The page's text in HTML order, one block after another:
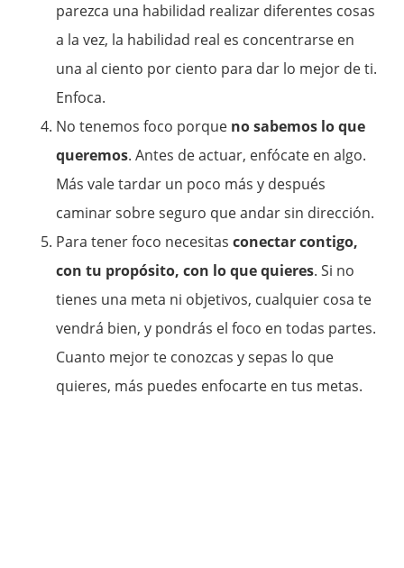
parezca una habilidad realizar diferentes cosas
a la vez, la habilidad real es concentrarse en
una al ciento por ciento para dar lo mejor de ti.
Enfoca.
No tenemos foco porque no sabemos lo que
queremos. Antes de actuar, enfócate en algo.
Más vale tardar un poco más y después
caminar sobre seguro que andar sin dirección.
Para tener foco necesitasconectar contigo,
con tu propósito, con lo que quieres. Si no
tienes una meta ni objetivos, cualquier cosa te
vendrá bien, y pondrás el foco en todas partes.
Cuanto mejor te conozcas y sepas lo que
quieres, más puedes enfocarte en tus metas.